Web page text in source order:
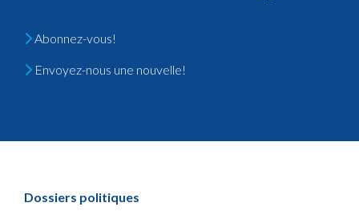
Abonnez-vous!
Envoyez-nous une nouvelle!
Dossiers politiques